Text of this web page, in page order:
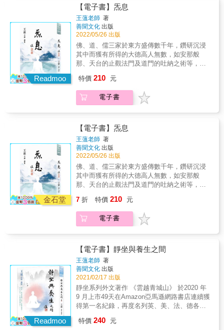
努力正向思考，內在若沒有先清空，最終你都
會被壓抑的情緒所吞噬，學習清空自己的內
在，是很重要的。 & ◎第3堂課：自我淨化冥
想 在傍晚時分、睡前身心煩躁時聆聽的冥想。
幫助你放下焦慮、煩躁、壓力、痛苦， 回歸愛
自己、感恩、欣賞。 & ◎第4堂課：自愛冥想
向自己宣告，開始給自己愛，將愛帶回給自
己，帶回到你的身邊，感受到真實自愛的狀
態。 & ◎第5堂課：找回自信冥想 自信是自愛
辛，容易猶豫不決或做出錯誤判斷，本堂課將
陪伴你一起重拾內在的自信。 & ◎第6堂課：
無條件愛自己冥想 每個靈魂都在追尋無條件的
己內心才是無條件愛的所在，這堂課陪你回歸
神性之愛中，回到無條件的愛裡好好愛自己。
& ◎第7堂課：內在小孩冥想 當童年的自己內
心受傷了，潛意識不會輕易遺忘，這股受傷的
記憶會凝結成一股能量，影響我們的人生之
路，你能透過這堂冥想課來化解，並將之轉化
為展開新人生的生命。 & ◎第8堂課：愛自己
的方法是什麼？聆聽愛自己肯定句冥想，建立
積極的信念轉變潛意識，你潛意識會更明白如
何愛自己。 & ◎第9堂課：感恩冥想 感恩時心
世界，更吸引富足、貴人相繼出現，因為感恩
是宇宙高頻的狀態。 & ◎第10堂課：大地母親
冥想 當內在匱乏、無根、不安，你可以透過連
接大地母親的頻率，重新引導幸福扎根的能量
回歸靈魂之所。 & ◎第11堂課：幸福肯定句冥
想 幫助你從自愛、自信，進一步成為更幸福的
你，讓正向的信念深入你的內在，擁有力量、
變得更幸福。 & ◎第12堂課：寬恕冥想 這是一
個困難的冥想，但唯有放下內在所有的負面、
學習能力跟著變好 ．判斷力洞察力更加精準敏
銳 ．企劃力、人際交涉各方面靈活展現 ◆本書
為2015年出版之《開始冥想吧！：洗滌心靈，
樂或焦慮難安嗎？ 工作時，老是被繁瑣人事壓
得肩膀沉重、嘴角下垂、眉頭緊鎖出皺紋來
&hellip;&hellip; 付出超多時間心力，效率卻始
終低落？ 只要透過15分鐘的輕冥想練習，進入
「不思考任何事」的狀態，讓混沌雜亂的大腦
獲得休息與恢復，隨即擁有身心放鬆、頭腦清
晰的驚人改善！ 【冥想好處說不完】 ◆可安穩
並優化心靈狀態 ．不再心煩意亂、鑽牛角尖、
焦慮難安 ．變得笑口常開、個性開朗 ．煩惱減
練習腹式丹田呼吸，氣血循環變順暢 ．改善夜
晚輾轉反側情況，舒心好眠 ．肩頸僵硬、腰背
痠痛情況減少 ．體內臟器規律運作，消化吸收
注力、理解力，工作效率加倍 ．記憶力增強，
學習能力跟著變好 ．判斷力洞察力更加精準敏
銳 ．企劃力、人際交涉各方面靈活展現 ◆本書
為2015年出版之《開始冥想吧！：洗滌心靈，
消除雜念，找回屬於你的美好生活》改版。 &
Readmoo
【電子書】炁息
王薀老師 著
善聞文化 出版
2022/05/26 出版
佛、道、儒三家於東方盛傳數千年，鑽研沉浸
其中而獲有所得的大德高人無數，如安那般
那、天台的止觀法門及道門的吐納之術等，流
求學及教學經驗，發現其中的核心在於心及呼
吸，如何藉調息以調心，用調心以養生，當是
三教靜坐法門之重心，故於《靜坐》系列付梓
期學習靜坐的時候並非一骨碌地一直打坐，而
是一邊靜坐，一邊參考研讀和禪定相關的經
論，打坐固然和資養色身有直接的關係，但是
打坐過程當中的心意識更是重要，所以道家講
『心息相通』，這個道理是對的。如果你無法
了解沒有了呼吸，心意識也就沒有作用，打坐
就沒有意義了，如果這個道理通了，也可以理
解，理解以後就可以知道打坐當進入初禪境界
的時候，所謂的氣住脈停，那個才是初初體會
「在密宗許多伏藏大師所取的竅訣中，也有許
許多多修持禪定時遭逢障礙如何破除的口訣，
有的觀想不同顏色的明點在不同的位置上，有
的觀想不同的本尊安住在不同的脈輪上，有的
則持咒消除，也有的要你把意念關注在鼻尖五
指處，有地、水、火、風、空諸色做代表，用
來消除因為靜坐而產生四大不調的障礙
&hellip;&hellip;總而言之， 這些都是要消除你
在靜坐過程當中，因為散亂和昏沉、掉舉所引
發出來的副作用，所以在進入『止』的過程
中，首先要消除的便是昏沉、掉舉。」 「像我
的一位金剛乘的師父，他第一次閉關修拙火就
是在二十歲以前，很容易相應，我和他相識將
特價 210 元
電子書
金石堂
【電子書】炁息
王薀老師 著
善聞文化 出版
2022/05/26 出版
佛、道、儒三家於東方盛傳數千年，鑽研沉浸
其中而獲有所得的大德高人無數，如安那般
那、天台的止觀法門及道門的吐納之術等，流
求學及教學經驗，發現其中的核心在於心及呼
吸，如何藉調息以調心，用調心以養生，當是
三教靜坐法門之重心，故於《靜坐》系列付梓
期學習靜坐的時候並非一骨碌地一直打坐，而
是一邊靜坐，一邊參考研讀和禪定相關的經
論，打坐固然和資養色身有直接的關係，但是
打坐過程當中的心意識更是重要，所以道家講
『心息相通』，這個道理是對的。如果你無法
了解沒有了呼吸，心意識也就沒有作用，打坐
就沒有意義了，如果這個道理通了，也可以理
解，理解以後就可以知道打坐當進入初禪境界
的時候，所謂的氣住脈停，那個才是初初體會
7 折 特價 210 元
電子書
Readmoo
【電子書】靜坐與養生之間
王薀老師 著
善聞文化 出版
2021/02/17 出版
靜坐系列外文著作 《雲越青城山》 於2020 年
9 月上市49天在Amazon亞馬遜網路書店連續獲
得第一名紀錄，再度名列英、美、法、德各
行榜】均獲得第一名殊榮！ 《通往青城山之
特價 240 元